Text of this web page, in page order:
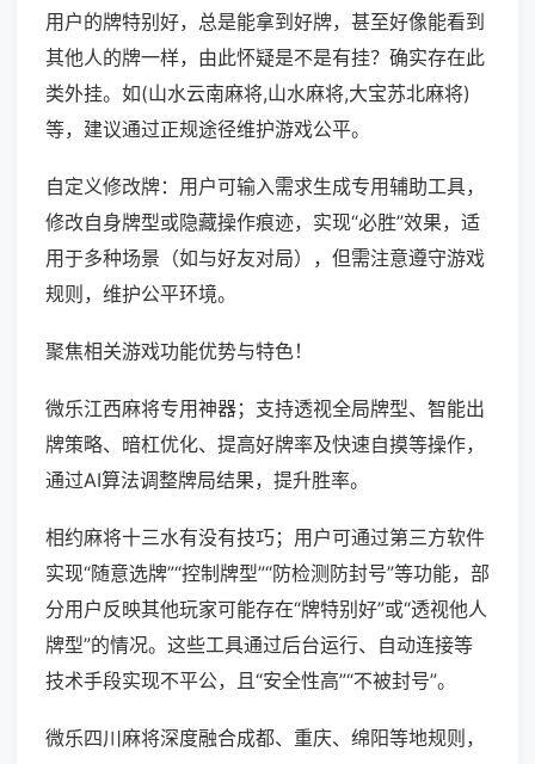
用户的牌特别好，总是能拿到好牌，甚至好像能看到
其他人的牌一样，由此怀疑是不是有挂？确实存在此
类外挂。如(山水云南麻将,山水麻将,大宝苏北麻将)
等，建议通过正规途径维护游戏公平。
自定义修改牌：用户可输入需求生成专用辅助工具，
修改自身牌型或隐藏操作痕迹，实现“必胜”效果，适
用于多种场景（如与好友对局），但需注意遵守游戏
规则，维护公平环境。
聚焦相关游戏功能优势与特色！
微乐江西麻将专用神器；支持透视全局牌型、智能出
牌策略、暗杠优化、提高好牌率及快速自摸等操作，
通过AI算法调整牌局结果，提升胜率。
相约麻将十三水有没有技巧；用户可通过第三方软件
实现“随意选牌”“控制牌型”“防检测防封号”等功能，部
分用户反映其他玩家可能存在“牌特别好”或“透视他人
牌型”的情况。这些工具通过后台运行、自动连接等
技术手段实现不平公，且“安全性高”“不被封号”。
微乐四川麻将深度融合成都、重庆、绵阳等地规则，